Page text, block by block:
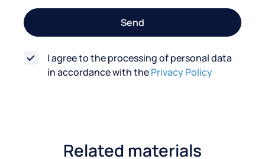
o
m
Send
I agree to the processing of personal data
in accordance with thePrivacy Policy
Related materials